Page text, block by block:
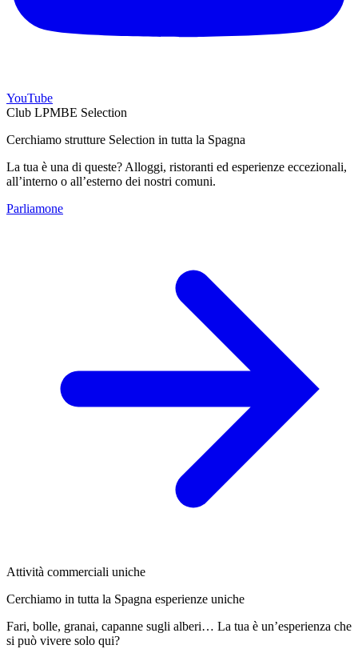
YouTube
Club LPMBE Selection
Cerchiamo strutture Selection in tutta la Spagna
La tua è una di queste? Alloggi, ristoranti ed esperienze eccezionali,
all’interno o all’esterno dei nostri comuni.
Parliamone
Attività commerciali uniche
Cerchiamo in tutta la Spagna esperienze uniche
Fari, bolle, granai, capanne sugli alberi… La tua è un’esperienza che
si può vivere solo qui?